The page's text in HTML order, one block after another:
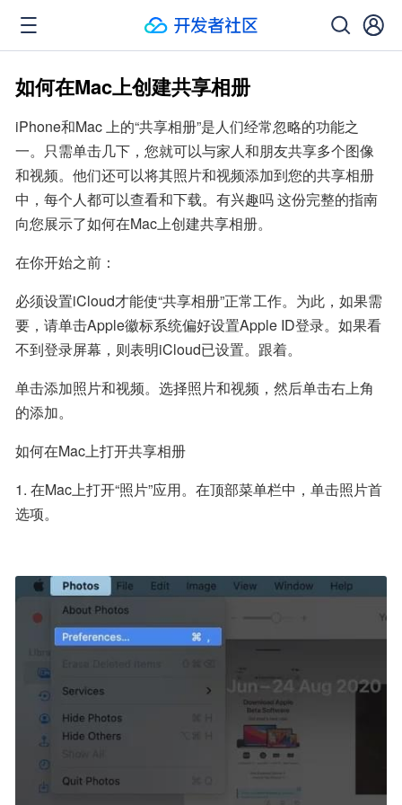
如何在Mac上创建共享相册
iPhone和Mac 上的“共享相册”是人们经常忽略的功能之
一。只需单击几下，您就可以与家人和朋友共享多个图像
和视频。他们还可以将其照片和视频添加到您的共享相册
中，每个人都可以查看和下载。有兴趣吗 这份完整的指南
向您展示了如何在Mac上创建共享相册。
在你开始之前：
必须设置iCloud才能使“共享相册”正常工作。为此，如果需
要，请单击Apple徽标系统偏好设置Apple ID登录。如果看
不到登录屏幕，则表明iCloud已设置。跟着。
单击添加照片和视频。选择照片和视频，然后单击右上角
的添加。
如何在Mac上打开共享相册
1. 在Mac上打开“照片”应用。在顶部菜单栏中，单击照片首
选项。